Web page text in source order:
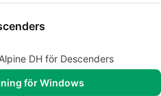
DH för Descenders
för Windows